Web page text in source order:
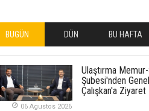
26 Subat 2026
METİN ERTEM
YENİ HİCRİ YIL VE
YAŞANANLAR!
21 Haziran 2026
BUGÜN DÜN BU HAFTA
Ulaştırma
Şubesi'nden
Çalışkan'a Ziyaret
06 Agustos 2026